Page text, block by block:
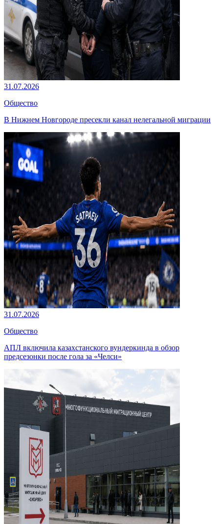
31.07.2026
Общество
В Нижнем Новгороде пресекли канал нелегальной миграции
31.07.2026
Общество
АПЛ включила казахстанского вундеркинда в обзор
предсезонки после гола за «Челси»